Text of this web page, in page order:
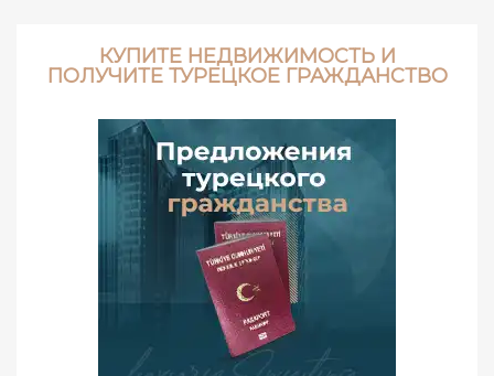
КУПИТЕ НЕДВИЖИМОСТЬ И
ПОЛУЧИТЕ ТУРЕЦКОЕ ГРАЖДАНСТВО